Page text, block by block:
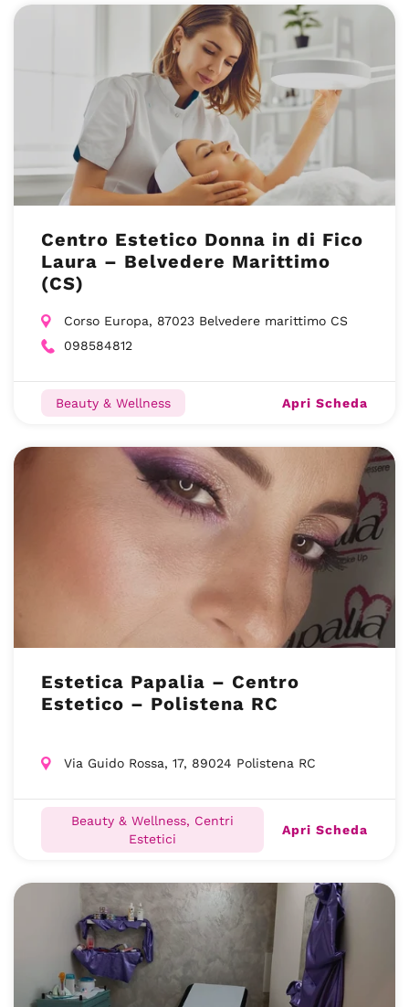
Centro Estetico Donna in di Fico
Laura – Belvedere Marittimo
(CS)
Corso Europa, 87023 Belvedere marittimo CS
098584812
Beauty & Wellness Apri Scheda
Estetica Papalia – Centro
Estetico – Polistena RC
Via Guido Rossa, 17, 89024 Polistena RC
Beauty & Wellness, Centri
Estetici
Apri Scheda